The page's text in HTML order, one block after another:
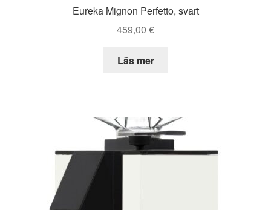
Eureka Mignon Perfetto, svart
459,00 €
Läs mer